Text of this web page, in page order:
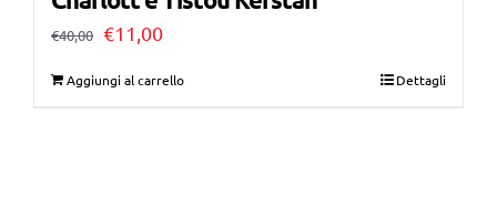
€40,00 Il
€11,00Il
Aggiungi al carrello Dettagli